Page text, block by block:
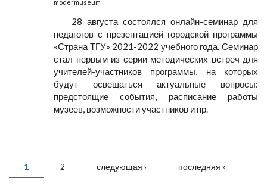
modermuseum
28 августа состоялся онлайн-семинар для
педагогов с презентацией городской программы
«Страна ТГУ» 2021-2022 учебного года. Семинар
стал первым из серии методических встреч для
учителей-участников программы, на которых
будут освещаться актуальные вопросы:
предстоящие события, расписание работы
музеев, возможности участников и пр.
СТРАНИЦЫ
1 2 следующая › последняя »